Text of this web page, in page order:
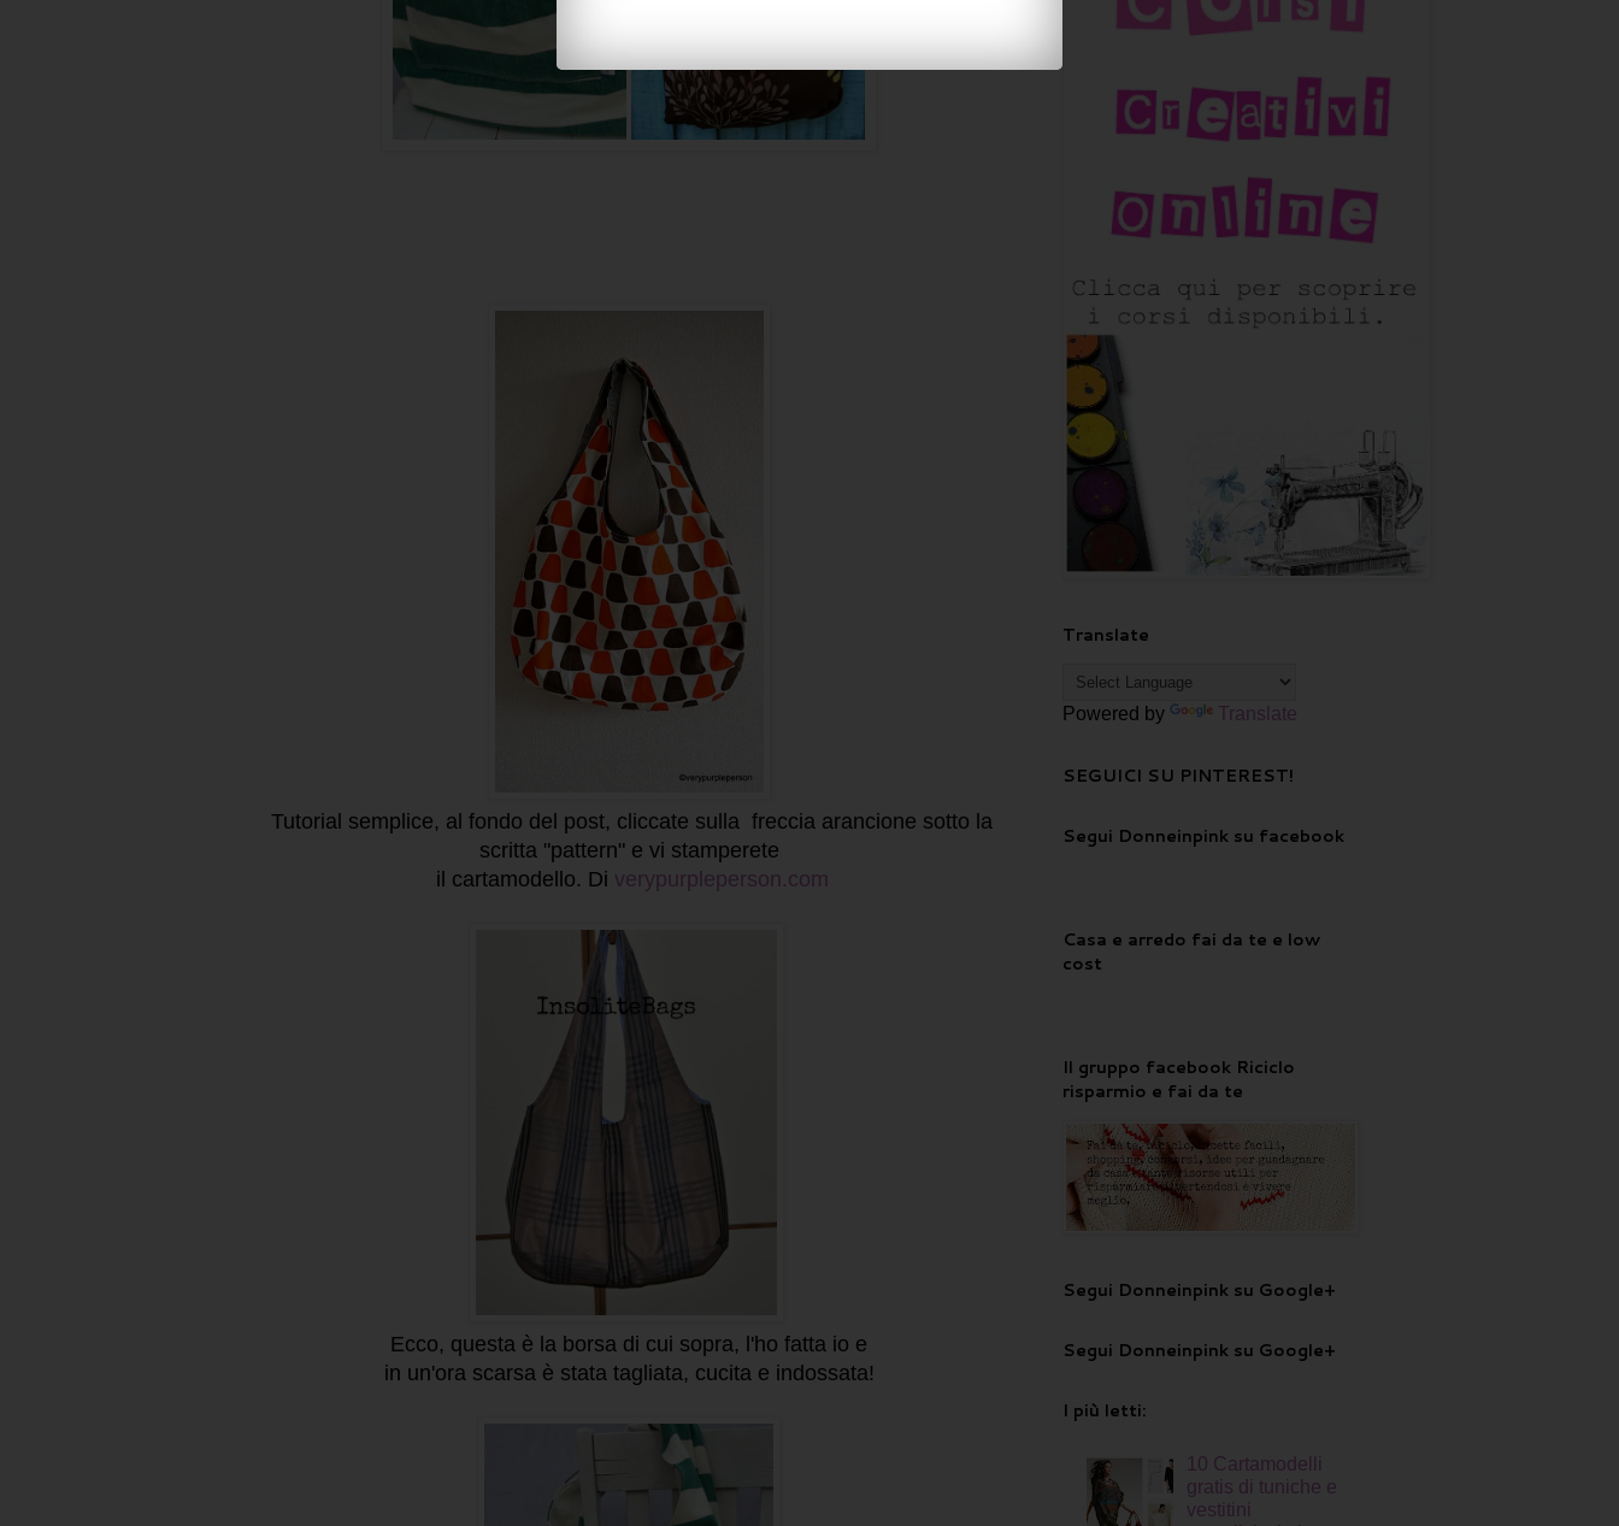
Tutorial semplice, al fondo del post, cliccate sulla freccia arancione sotto la
scritta "pattern" e vi stamperete
il cartamodello. Di verypurpleperson.com
Ecco, questa è la borsa di cui sopra, l'ho fatta io e
in un'ora scarsa è stata tagliata, cucita e indossata!
Translate
Powered by Translate
SEGUICI SU PINTEREST!
Segui Donneinpink su facebook
Casa e arredo fai da te e low
cost
Il gruppo facebook Riciclo
risparmio e fai da te
Segui Donneinpink su Google+
Segui Donneinpink su Google+
I più letti:
10 Cartamodelli
gratis di tuniche e
vestitini